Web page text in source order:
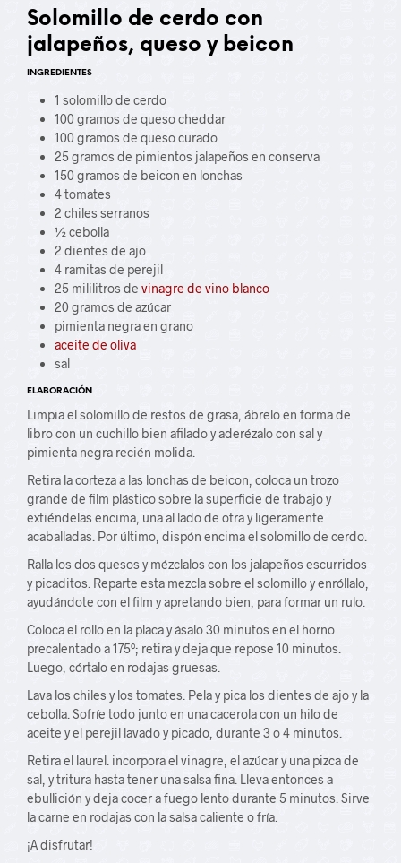
Solomillo de cerdo con
jalapeños, queso y beicon
INGREDIENTES
1 solomillo de cerdo
100 gramos de queso cheddar
100 gramos de queso curado
25 gramos de pimientos jalapeños en conserva
150 gramos de beicon en lonchas
4 tomates
2 chiles serranos
½ cebolla
2 dientes de ajo
4 ramitas de perejil
25 mililitros de vinagre de vino blanco
20 gramos de azúcar
pimienta negra en grano
aceite de oliva
sal
ELABORACIÓN
Limpia el solomillo de restos de grasa, ábrelo en forma de
libro con un cuchillo bien afilado y aderézalo con sal y
pimienta negra recién molida.
Retira la corteza a las lonchas de beicon, coloca un trozo
grande de film plástico sobre la superficie de trabajo y
extiéndelas encima, una al lado de otra y ligeramente
acaballadas. Por último, dispón encima el solomillo de cerdo.
Ralla los dos quesos y mézclalos con los jalapeños escurridos
y picaditos. Reparte esta mezcla sobre el solomillo y enróllalo,
ayudándote con el film y apretando bien, para formar un rulo.
Coloca el rollo en la placa y ásalo 30 minutos en el horno
precalentado a 175º; retira y deja que repose 10 minutos.
Luego, córtalo en rodajas gruesas.
Lava los chiles y los tomates. Pela y pica los dientes de ajo y la
cebolla. Sofríe todo junto en una cacerola con un hilo de
aceite y el perejil lavado y picado, durante 3 o 4 minutos.
Retira el laurel. incorpora el vinagre, el azúcar y una pizca de
sal, y tritura hasta tener una salsa fina. Lleva entonces a
ebullición y deja cocer a fuego lento durante 5 minutos. Sirve
la carne en rodajas con la salsa caliente o fría.
¡A disfrutar!